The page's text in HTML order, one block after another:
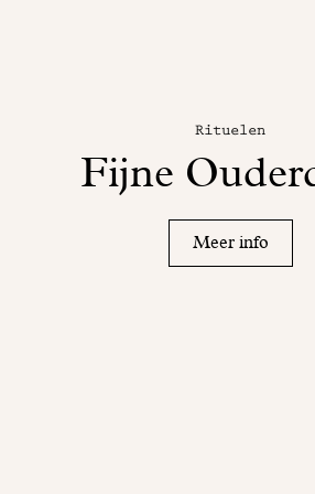
Rituelen
Fijne
Meer info